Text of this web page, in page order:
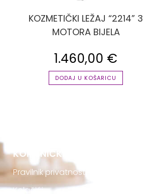
KOZMETIČKI LEŽAJ “2214” 3
MOTORA BIJELA
1.460,00 €
DODAJ U KOŠARICU
KORISNIČKA PODRŠKA
Pravilnik privatnosti
Kolačići